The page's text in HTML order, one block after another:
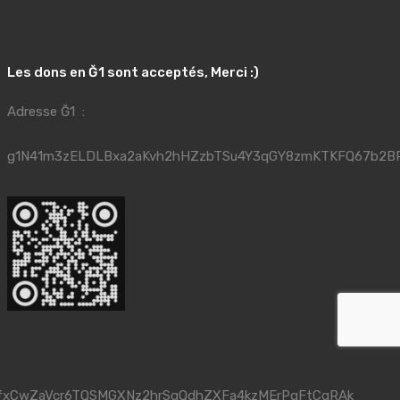
Les dons en Ğ1 sont acceptés, Merci :)
Adresse Ğ1 :